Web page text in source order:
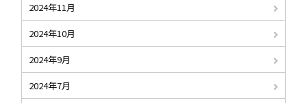
2024年11月
2024年10月
2024年9月
2024年7月